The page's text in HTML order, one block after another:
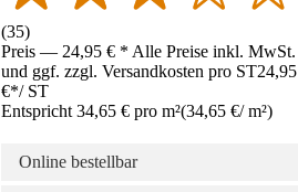
(35)
Preis — 24,95 € * Alle Preise inkl. MwSt.
und ggf. zzgl. Versandkosten pro ST24,95
€*/ ST
Entspricht 34,65 € pro m²(34,65 €/ m²)
Online bestellbar